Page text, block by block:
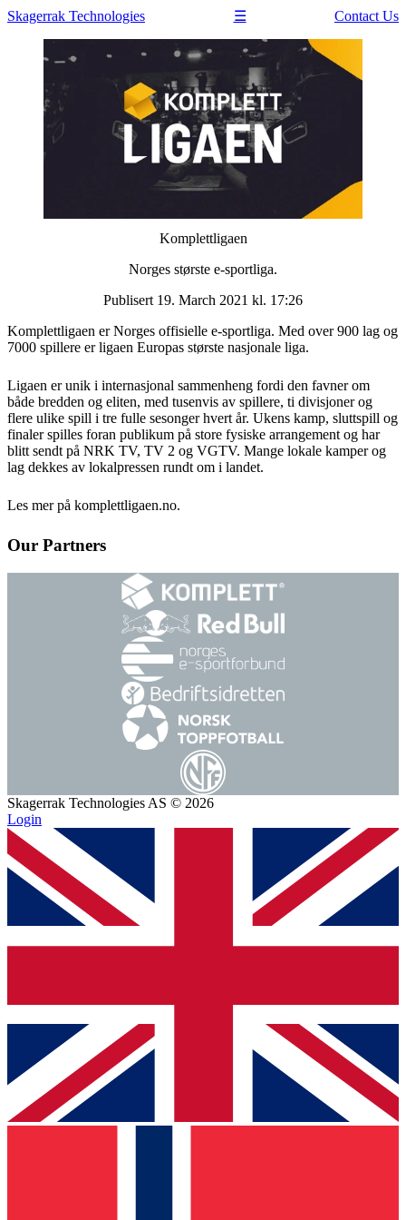
Skagerrak Technologies ☰ Contact Us
Komplettligaen
Norges største e-sportliga.
Publisert 19. March 2021 kl. 17:26
Komplettligaen er Norges offisielle e-sportliga. Med over 900 lag og
7000 spillere er ligaen Europas største nasjonale liga.
Ligaen er unik i internasjonal sammenheng fordi den favner om
både bredden og eliten, med tusenvis av spillere, ti divisjoner og
flere ulike spill i tre fulle sesonger hvert år. Ukens kamp, sluttspill og
finaler spilles foran publikum på store fysiske arrangement og har
blitt sendt på NRK TV, TV 2 og VGTV. Mange lokale kamper og
lag dekkes av lokalpressen rundt om i landet.
Les mer på komplettligaen.no.
Our Partners
Skagerrak Technologies AS © 2026
Login